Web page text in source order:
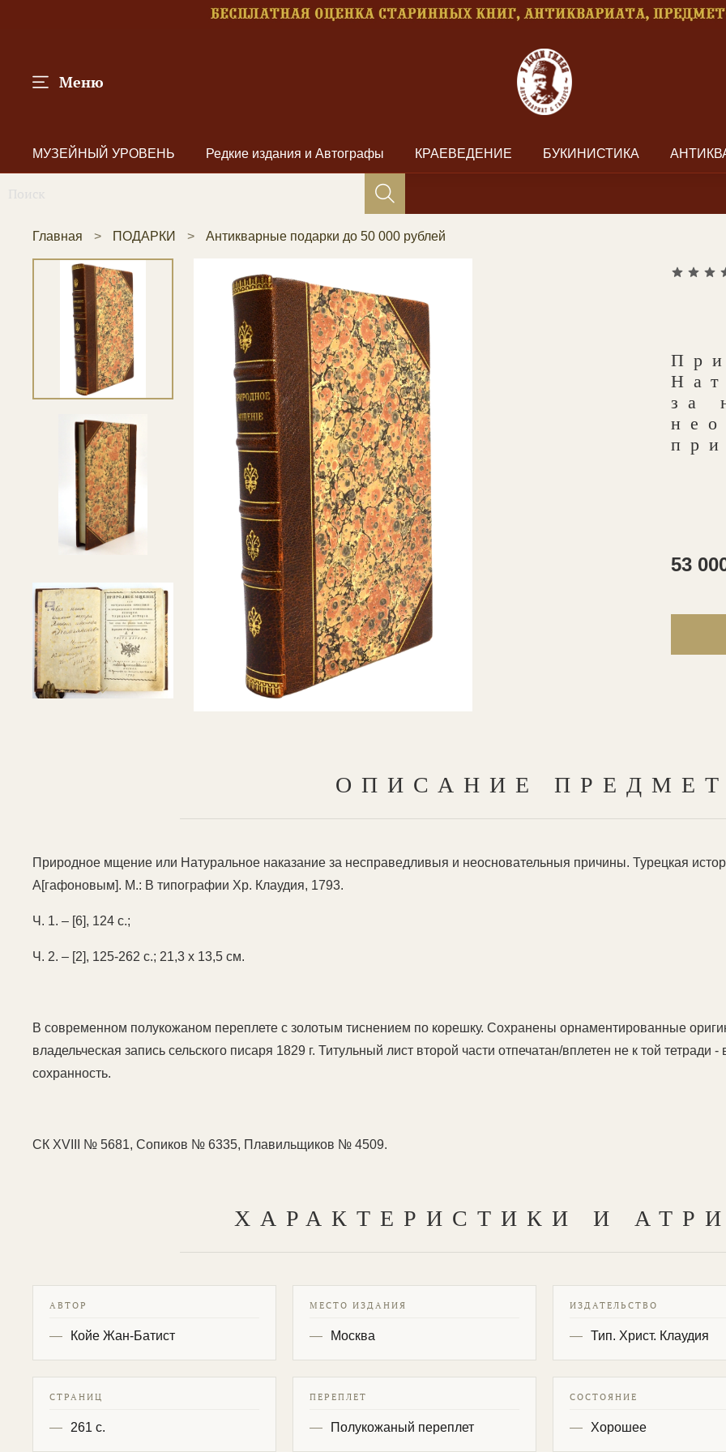
Меню
МУЗЕЙНЫЙ УРОВЕНЬ Редкие издания и Автографы КРАЕВЕДЕНИЕ БУКИНИСТИКА
Главная ПОДАРКИ Антикварные подарки до 50 000 рублей
за
53
ОПИСАНИЕ
Природное мщение или Натуральное наказание за несправедливыя и неосновательныя причины. Турецкая
А[гафоновым]. М.: В типографии Хр. Клаудия, 1793.
Ч. 1. – [6], 124 с.;
Ч. 2. – [2], 125-262 с.; 21,3 х 13,5 см.
В современном полукожаном переплете с золотым тиснением по корешку. Сохранены орнаментированные
владельческая запись сельского писаря 1829 г. Титульный лист второй части отпечатан/вплетен не к той
сохранность.
СК XVIII № 5681, Сопиков № 6335, Плавильщиков № 4509.
ХАРАКТЕРИСТИКИ И
АВТОР
Койе Жан-Батист
МЕСТО ИЗДАНИЯ
Москва
ИЗДАТЕЛЬСТВО
Тип. Христ. Клаудия
СТРАНИЦ
261 с.
ПЕРЕПЛЕТ
Полукожаный переплет
СОСТОЯНИЕ
Хорошее